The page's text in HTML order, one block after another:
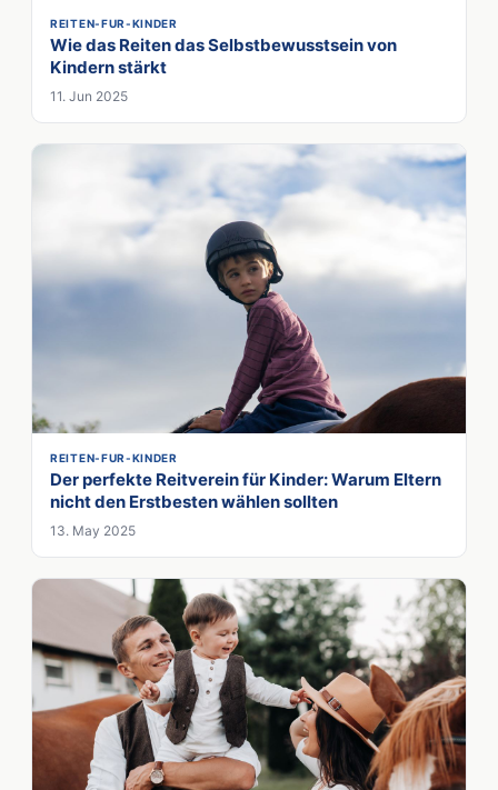
REITEN-FUR-KINDER
Wie das Reiten das Selbstbewusstsein von
Kindern stärkt
11. Jun 2025
REITEN-FUR-KINDER
Der perfekte Reitverein für Kinder: Warum Eltern
nicht den Erstbesten wählen sollten
13. May 2025